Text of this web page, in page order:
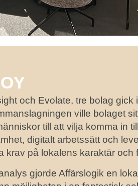
och Evolate, tre bolag
ville bolaget
till att vilja komma in
digitalt arbetssätt och
krav på lokalens karaktär och
gjorde Affärslogik en